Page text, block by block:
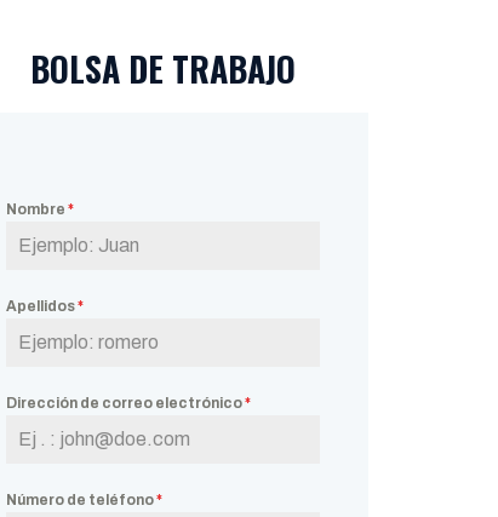
BOLSA DE TRABAJO
Nombre *
Apellidos*
Dirección de correo electrónico*
Número de teléfono*